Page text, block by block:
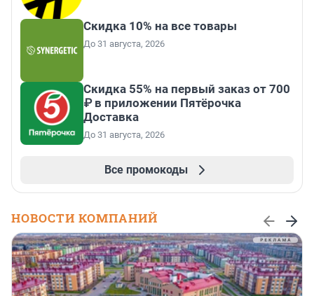
Скидка 10% на все товары
До 31 августа, 2026
Скидка 55% на первый заказ от 700
₽ в приложении Пятёрочка
Доставка
До 31 августа, 2026
Все промокоды
НОВОСТИ КОМПАНИЙ